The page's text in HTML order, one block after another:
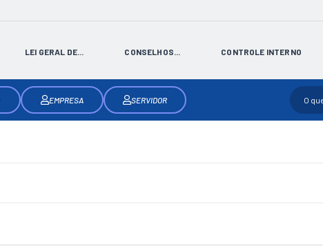
LEI GERAL DE... CONSELHOS... CONTROLE INTERNO
EMPRESA SERVIDOR